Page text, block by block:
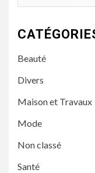
Beauté
Divers
Maison et Travaux
Mode
Non classé
Santé